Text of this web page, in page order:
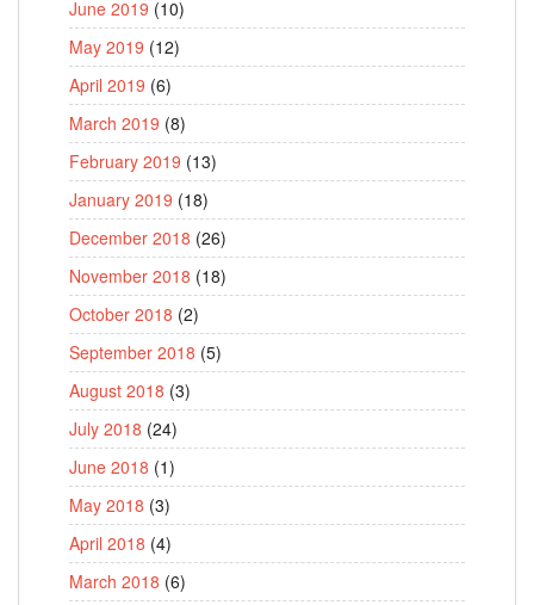
June 2019 (10)
May 2019 (12)
April 2019 (6)
March 2019 (8)
February 2019 (13)
January 2019 (18)
December 2018 (26)
November 2018 (18)
October 2018 (2)
September 2018 (5)
August 2018 (3)
July 2018 (24)
June 2018 (1)
May 2018 (3)
April 2018 (4)
March 2018 (6)